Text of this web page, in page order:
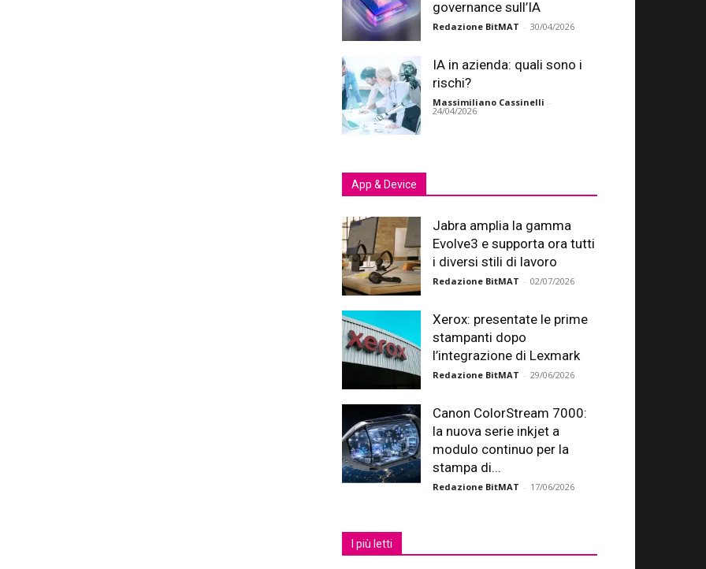
governance sull’IA
Redazione BitMAT - 30/04/2026
IA in azienda: quali sono i
rischi?
Massimiliano Cassinelli -
24/04/2026
App & Device
Jabra amplia la gamma
Evolve3 e supporta ora tutti
i diversi stili di lavoro
Redazione BitMAT - 02/07/2026
Xerox: presentate le prime
stampanti dopo
l’integrazione di Lexmark
Redazione BitMAT - 29/06/2026
Canon ColorStream 7000:
la nuova serie inkjet a
modulo continuo per la
stampa di...
Redazione BitMAT - 17/06/2026
I più letti